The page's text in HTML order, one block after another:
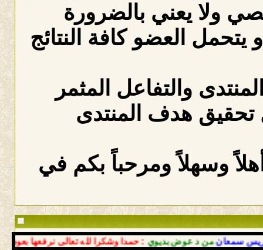
ولا يعني بالضرورة
العضو كافة النتائج
والتفاعل المثمر
هدف المنتدى
وسهلاً ومرحباً بكم في
من د عوض بديوي : حمدا وشكرا لله تعالى نرفعها بعودتك